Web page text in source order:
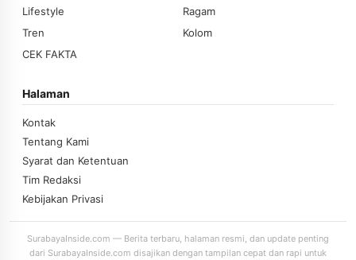
Lifestyle
Ragam
Tren
Kolom
CEK FAKTA
Halaman
Kontak
Tentang Kami
Syarat dan Ketentuan
Tim Redaksi
Kebijakan Privasi
SurabayaInside.com — Berita terbaru, halaman resmi, dan update penting
dari SurabayaInside.com disajikan dengan tampilan cepat dan rapi untuk